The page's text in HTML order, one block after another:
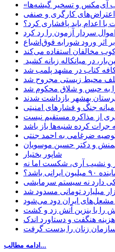
آی‌مکس و تسخیر گیشه‌ها
کارگری و صنفی
با اعدام باید پافشاری کرد؟
سردار آزمون را رد کرد
مخالفان استفاده می‌کند
در میانکاله زبانه کشید
کتاب در مشهد پلمب شد
محیط زیستی مجروح شد
به حبس و شلاق محکوم شد
بهشهر بازداشت شدند
جنگ و فشارهای امنیتی
از مذاکره مستقیم نیست
کرده شنبه‌ها باز باشد
ضرغامی به احمد جنتی
مهمنش و دکتر حسین موسویان
شاپور بختیار
دارد نه سیستم سرمایشی
مشعل‌های ایران دود می‌شود
با بنزین آتش زد و کشت
ادامه مطالب...